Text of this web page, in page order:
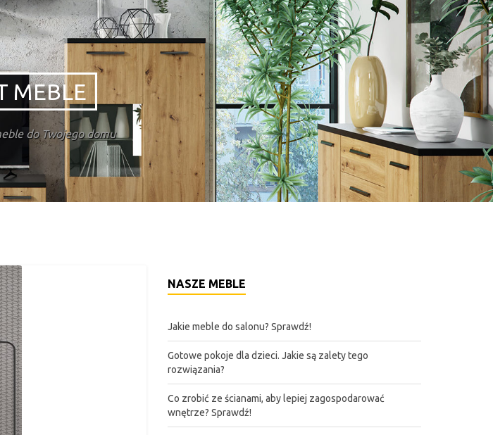
MEBLE
do Twojego domu
NASZE MEBLE
Jakie meble do salonu? Sprawdź!
Gotowe pokoje dla dzieci. Jakie są zalety tego
rozwiązania?
Co zrobić ze ścianami, aby lepiej zagospodarować
wnętrze? Sprawdź!